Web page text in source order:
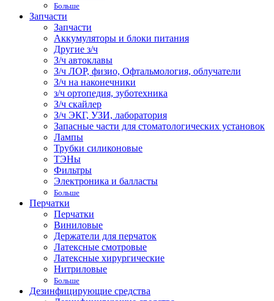
Больше
Запчасти
Запчасти
Аккумуляторы и блоки питания
Другие з/ч
З/ч автоклавы
З/ч ЛОР, физио, Офтальмология, облучатели
З/ч на наконечники
з/ч ортопедия, зуботехника
З/ч скайлер
З/ч ЭКГ, УЗИ, лаборатория
Запасные части для стоматологических установок
Лампы
Трубки силиконовые
ТЭНы
Фильтры
Электроника и балласты
Больше
Перчатки
Перчатки
Виниловые
Держатели для перчаток
Латексные смотровые
Латексные хирургические
Нитриловые
Больше
Дезинфицирующие средства